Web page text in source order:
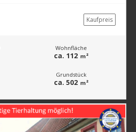
Kaufpreis
Wohnfläche
ca. 112 m²
Grundstück
ca. 502 m²